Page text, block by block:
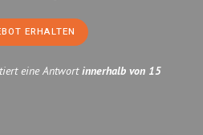
ERHALTEN
eine Antwortinnerhalb von 15